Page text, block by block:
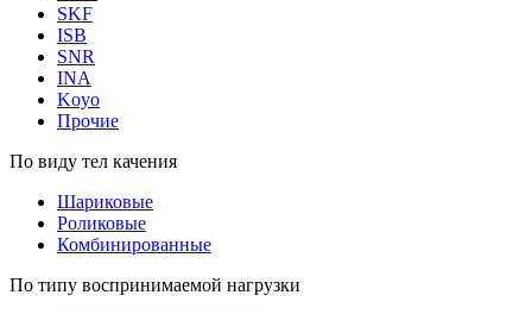
SKF
ISB
SNR
INA
Koyo
Прочие
По виду тел качения
Шариковые
Роликовые
Комбинированные
По типу воспринимаемой нагрузки